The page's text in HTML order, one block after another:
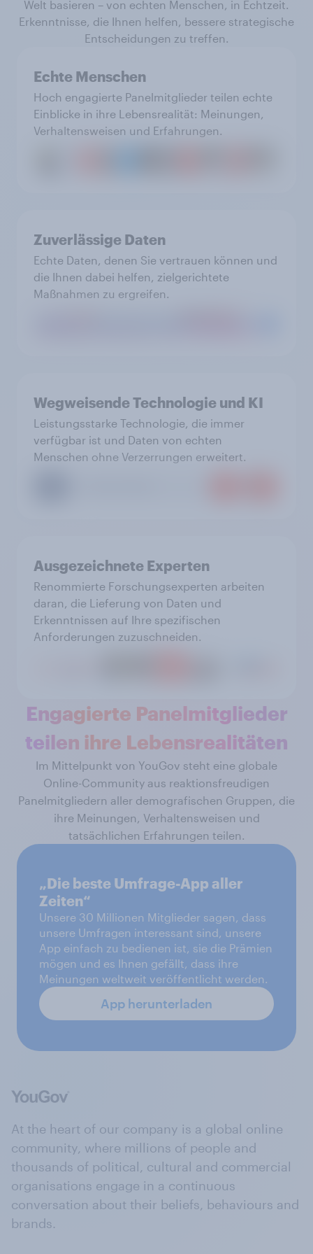
Welt basieren – von echten Menschen, in Echtzeit.
Erkenntnisse, die Ihnen helfen, bessere strategische
Entscheidungen zu treffen.
Echte Menschen
Hoch engagierte Panelmitglieder teilen echte
Einblicke in ihre Lebensrealität: Meinungen,
Verhaltensweisen und Erfahrungen.
Zuverlässige Daten
Echte Daten, denen Sie vertrauen können und
die Ihnen dabei helfen, zielgerichtete
Maßnahmen zu ergreifen.
Wegweisende Technologie und KI
Leistungsstarke Technologie, die immer
verfügbar ist und Daten von echten
Menschen ohne Verzerrungen erweitert.
Ausgezeichnete Experten
Renommierte Forschungsexperten arbeiten
daran, die Lieferung von Daten und
Erkenntnissen auf Ihre spezifischen
Anforderungen zuzuschneiden.
Engagierte Panelmitglieder
teilen ihre Lebensrealitäten
Im Mittelpunkt von YouGov steht eine globale
Online-Community aus reaktionsfreudigen
Panelmitgliedern aller demografischen Gruppen, die
ihre Meinungen, Verhaltensweisen und
tatsächlichen Erfahrungen teilen.
„Die beste Umfrage-App aller
Zeiten“
Unsere 30 Millionen Mitglieder sagen, dass
unsere Umfragen interessant sind, unsere
App einfach zu bedienen ist, sie die Prämien
mögen und es Ihnen gefällt, dass ihre
Meinungen weltweit veröffentlicht werden.
App herunterladen
At the heart of our company is a global online
community, where millions of people and
thousands of political, cultural and commercial
organisations engage in a continuous
conversation about their beliefs, behaviours and
brands.